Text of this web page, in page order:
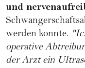
und
werden konnte.
operative
der Arzt ein